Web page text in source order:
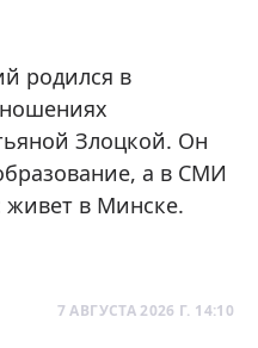
родился в
Злоцкой. Он
а в СМИ
живет в Минске.
7 АВГУСТА 2026 Г. 14:10